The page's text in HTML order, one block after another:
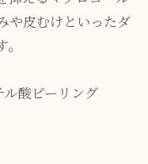
や皮むけといったダ
酸ピーリング